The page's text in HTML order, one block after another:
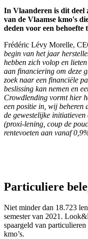
In Vlaanderen is dit deel
van de Vlaamse kmo's
deden voor een behoefte
Frédéric Lévy Morelle,
begin van het jaar
hebben zich volop en
aan financiering om deze
zoek naar een financiële
beslissing kan nemen en
Crowdlending vormt hier
een positie in, wij beheren
de gewestelijke
(proxi-lening, coup de
rentevoeten aan vanaf
Particuliere
Niet minder dan 18.723
semester van 2021.
spaargeld van
kmo’s.